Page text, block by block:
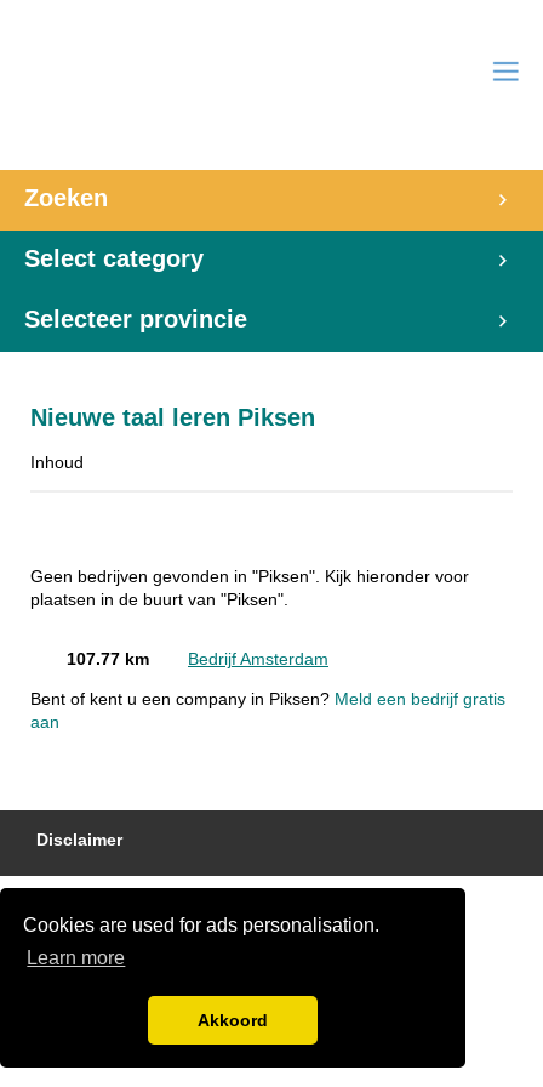
Cookies are used for ads personalisation.
Learn more
Akkoord
Zoeken
Select category
Selecteer provincie
Nieuwe taal leren Piksen
Inhoud
Geen bedrijven gevonden in "Piksen". Kijk hieronder voor
plaatsen in de buurt van "Piksen".
107.77 km Bedrijf Amsterdam
Bent of kent u een company in Piksen? Meld een bedrijf gratis
aan
Disclaimer